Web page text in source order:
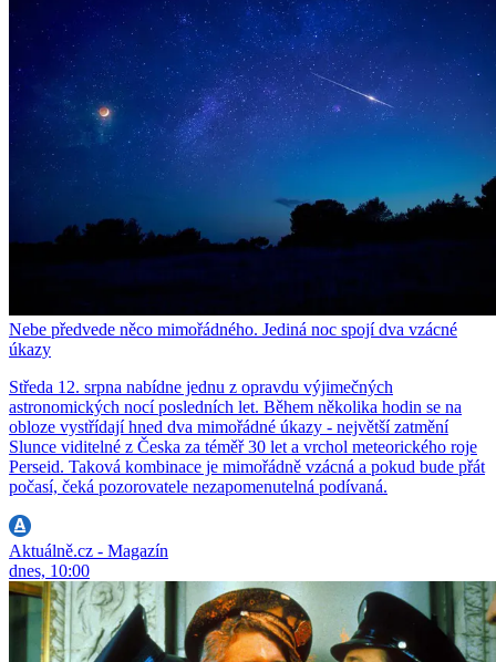
Nebe předvede něco mimořádného. Jediná noc spojí dva vzácné
úkazy
Středa 12. srpna nabídne jednu z opravdu výjimečných
astronomických nocí posledních let. Během několika hodin se na
obloze vystřídají hned dva mimořádné úkazy - největší zatmění
Slunce viditelné z Česka za téměř 30 let a vrchol meteorického roje
Perseid. Taková kombinace je mimořádně vzácná a pokud bude přát
počasí, čeká pozorovatele nezapomenutelná podívaná.
Aktuálně.cz - Magazín
dnes, 10:00